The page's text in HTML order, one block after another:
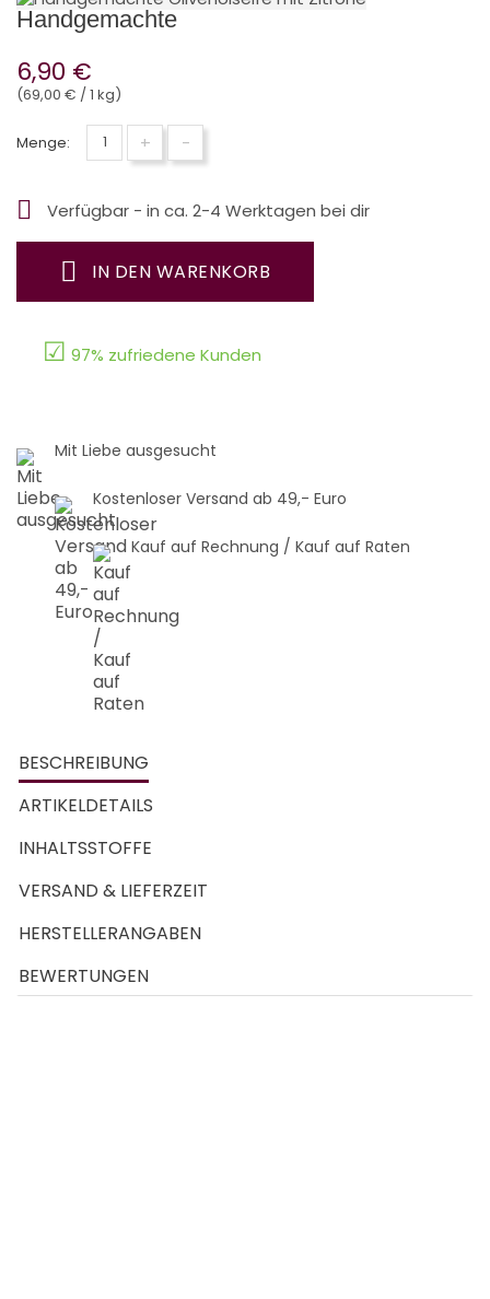
Handgemachte
6,90 €
(69,00 € / 1 kg)
Menge: + -
 Verfügbar - in ca. 2-4 Werktagen bei dir
IN DEN WARENKORB
☑ 97% zufriedene Kunden
Mit Liebe ausgesucht
Kostenloser Versand ab 49,- Euro
Kauf auf Rechnung / Kauf auf Raten
BESCHREIBUNG
ARTIKELDETAILS
INHALTSSTOFFE
VERSAND & LIEFERZEIT
HERSTELLERANGABEN
BEWERTUNGEN